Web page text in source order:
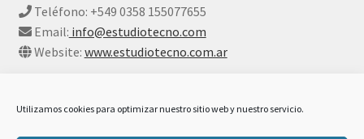
Utilizamos cookies para optimizar nuestro sitio web y nuestro servicio.
Teléfono: +549 0358 155077655
Email: info@estudiotecno.com
Website: www.estudiotecno.com.ar